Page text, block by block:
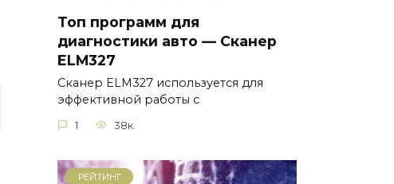
Топ программ для
диагностики авто — Сканер
ELM327
Сканер ELM327 используется для
эффективной работы с
1 38к.
РЕЙТИНГ